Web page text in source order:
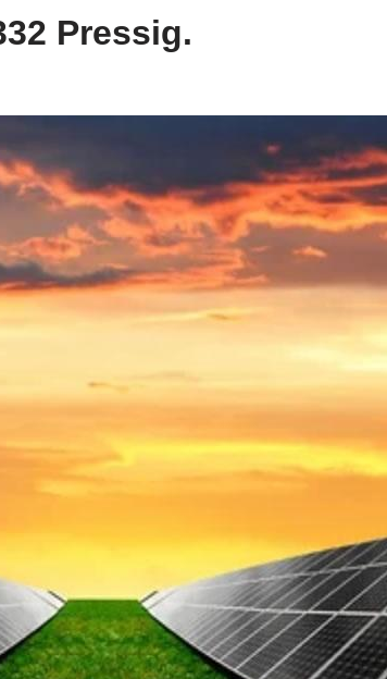
Pressig.